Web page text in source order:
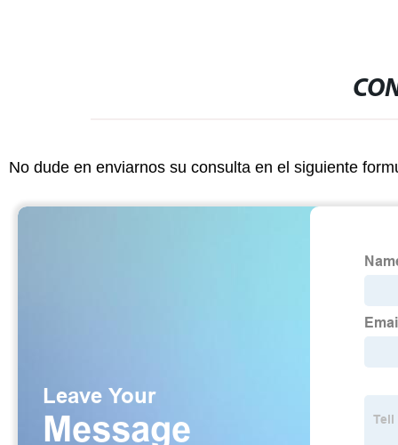
No dude en enviarnos su consulta en el siguiente